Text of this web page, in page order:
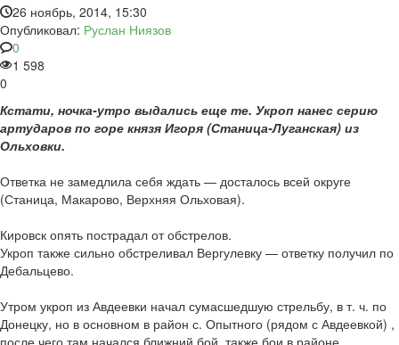
26 ноябрь, 2014, 15:30
Опубликовал: Руслан Ниязов
0
1 598
0
Кстати, ночка-утро выдались еще те. Укроп нанес серию
артударов по горе князя Игоря (Станица-Луганская) из
Ольховки.
Ответка не замедлила себя ждать — досталось всей округе
(Станица, Макарово, Верхняя Ольховая).
Кировск опять пострадал от обстрелов.
Укроп также сильно обстреливал Вергулевку — ответку получил по
Дебальцево.
Утром укроп из Авдеевки начал сумасшедшую стрельбу, в т. ч. по
Донецку, но в основном в район с. Опытного (рядом с Авдеевкой) ,
после чего там начался ближний бой, также бои в районе